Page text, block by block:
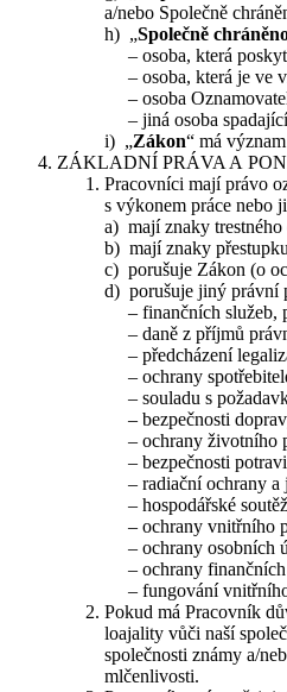
a/nebo Společně
h) „Společně
– osoba, která
– osoba, která je ve
– osoba
– jiná osoba spadající
i) „Zákon“ má
ZÁKLADNÍ PRÁVA A
Pracovníci mají právo
s výkonem práce nebo
a) mají znaky trestného
b) mají znaky
c) porušuje Zákon (o
d) porušuje jiný právní
– finančních služeb,
– daně z příjmů
– předcházení
– ochrany
– souladu s
– bezpečnosti
– ochrany životního
– bezpečnosti
– radiační ochrany a
– hospodářské
– ochrany vnitřního
– ochrany osobních
– ochrany finančních
– fungování vnitřního
Pokud má Pracovník
loajality vůči naší
společnosti známy a/
mlčenlivosti.